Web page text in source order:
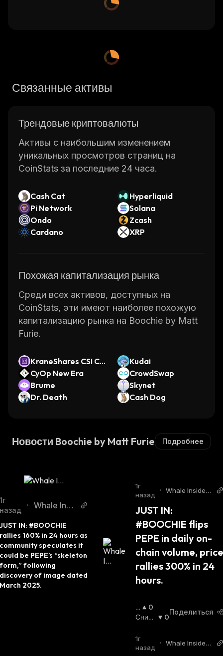
Связанные активы
Трендовые криптовалюты
Активы с наибольшим изменением
уникальных просмотров страниц на
CoinStats за последние 24 часа.
Cash Cat
Hyperliquid
Pi Network
Solana
Ondo
Zcash
Cardano
XRP
Похожая капитализация рынка
Среди всех активов, доступных на
CoinStats, эти имеют наиболее похожую
капитализацию рынка на Boochie by Matt
Furie.
KraneShares CSI Ch
ina Internet ETF (O
ndo Tokenized)
Kudai
CyOp New Era
CrowdSwap
Brume
Skynet
Dr. Death
Cash Dog
Новости Boochie by Matt Furie Подробнее
•
Whale Insid
IN: #BOOCHIE
160% in 24 hours as
speculates it
be PEPE’s “skeleton
following
of image dated
2025.
1г
назад
•
Whale Insider
JUST IN:
#BOOCHIE flips
PEPE in daily on-
chain volume, price
rallies 300% in 24
hours.
П
О
Ы
Ш
0
Сниж
Йся
0
Поделиться
1г
назад
•
Whale Insider